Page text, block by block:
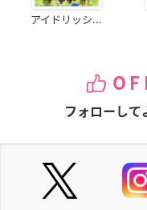
アイドリッシ...
フォローして